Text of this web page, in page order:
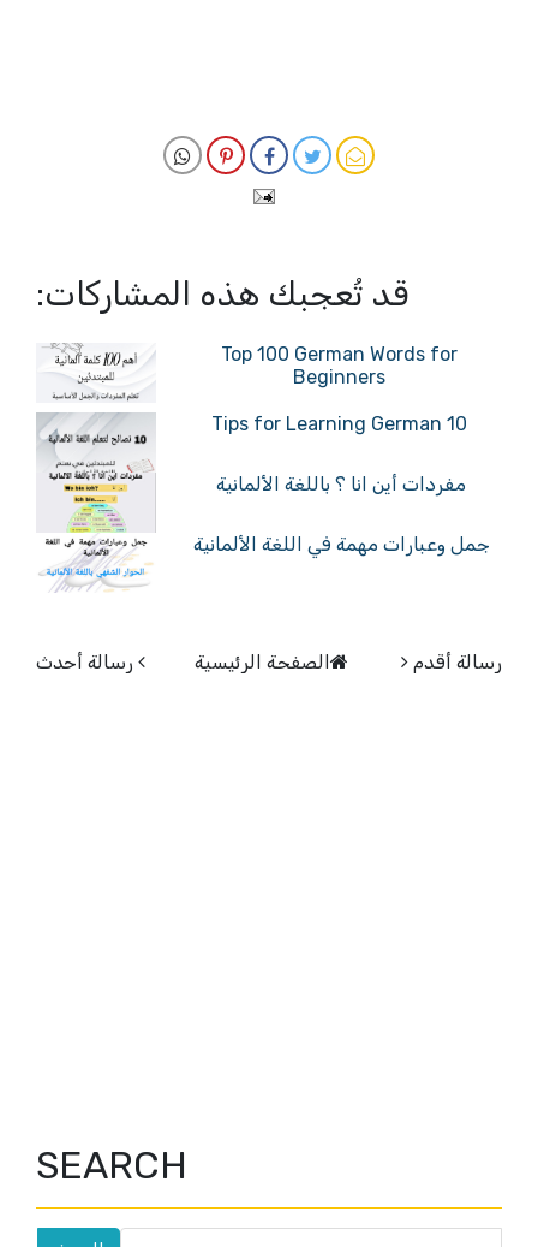
قد تُعجبك هذه المشاركات:
Top 100 German Words for
Beginners
10 Tips for Learning German
مفردات أين انا ؟ باللغة الألمانية
جمل وعبارات مهمة في اللغة الألمانية
رسالة أحدث رسالة أقدم الصفحة الرئيسية
SEARCH